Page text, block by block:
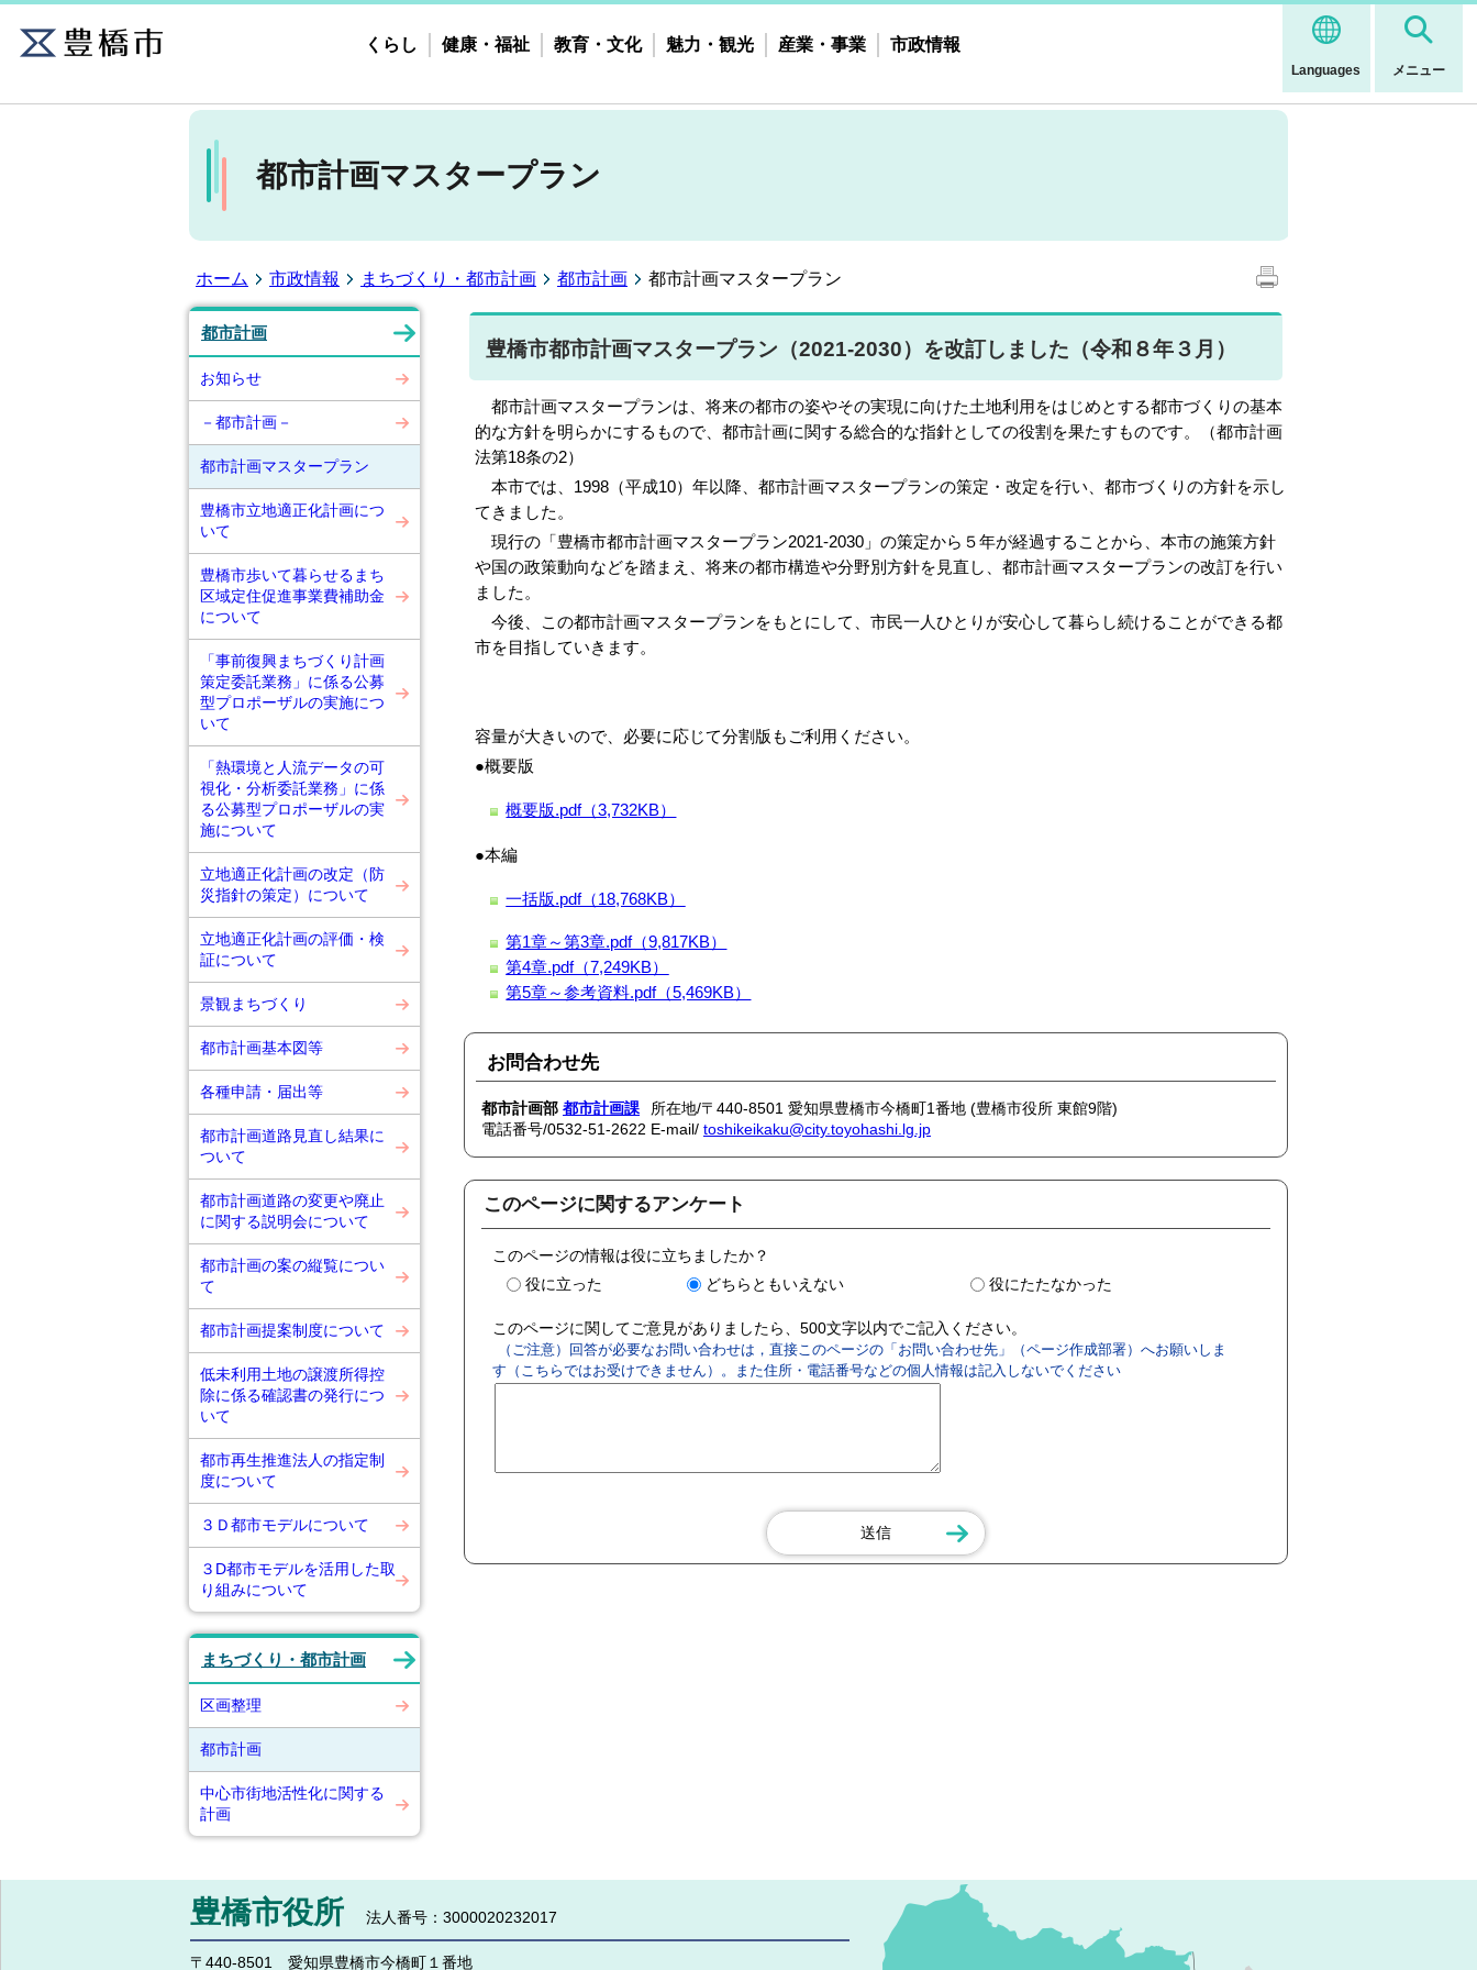
Languages メニュー
くらし 健康・福祉 教育・文化 魅力・観光 産業・事業 市政情報
都市計画マスタープラン
ホーム 市政情報 まちづくり・都市計画 都市計画 都市計画マスタープラン
都市計画
お知らせ
－都市計画－
都市計画マスタープラン
豊橋市立地適正化計画につ
いて
豊橋市歩いて暮らせるまち
区域定住促進事業費補助金
について
「事前復興まちづくり計画
策定委託業務」に係る公募
型プロポーザルの実施につ
いて
「熱環境と人流データの可
視化・分析委託業務」に係
る公募型プロポーザルの実
施について
立地適正化計画の改定（防
災指針の策定）について
立地適正化計画の評価・検
証について
景観まちづくり
都市計画基本図等
各種申請・届出等
都市計画道路見直し結果に
ついて
都市計画道路の変更や廃止
に関する説明会について
都市計画の案の縦覧につい
て
都市計画提案制度について
低未利用土地の譲渡所得控
除に係る確認書の発行につ
いて
都市再生推進法人の指定制
度について
３Ｄ都市モデルについて
３D都市モデルを活用した取
り組みについて
まちづくり・都市計画
区画整理
都市計画
中心市街地活性化に関する
計画
豊橋市都市計画マスタープラン（2021-2030）を改訂しました（令和８年３月）
都市計画マスタープランは、将来の都市の姿やその実現に向けた土地利用をはじめとする都市づくりの基本
的な方針を明らかにするもので、都市計画に関する総合的な指針としての役割を果たすものです。（都市計画
法第18条の2）
本市では、1998（平成10）年以降、都市計画マスタープランの策定・改定を行い、都市づくりの方針を示し
てきました。
現行の「豊橋市都市計画マスタープラン2021-2030」の策定から５年が経過することから、本市の施策方針
や国の政策動向などを踏まえ、将来の都市構造や分野別方針を見直し、都市計画マスタープランの改訂を行い
ました。
今後、この都市計画マスタープランをもとにして、市民一人ひとりが安心して暮らし続けることができる都
市を目指していきます。
容量が大きいので、必要に応じて分割版もご利用ください。
●概要版
概要版.pdf（3,732KB）
●本編
一括版.pdf（18,768KB）
第1章～第3章.pdf（9,817KB）
第4章.pdf（7,249KB）
第5章～参考資料.pdf（5,469KB）
お問合わせ先
都市計画部 都市計画課
所在地/〒440-8501 愛知県豊橋市今橋町1番地 (豊橋市役所 東館9階)
電話番号/0532-51-2622 E-mail/ toshikeikaku@city.toyohashi.lg.jp
このページに関するアンケート
このページの情報は役に立ちましたか？
役に立った
どちらともいえない 役にたたなかった
このページに関してご意見がありましたら、500文字以内でご記入ください。
（ご注意）回答が必要なお問い合わせは，直接このページの「お問い合わせ先」（ページ作成部署）へお願いしま
す（こちらではお受けできません）。また住所・電話番号などの個人情報は記入しないでください
豊橋市役所 法人番号：3000020232017
〒440-8501 愛知県豊橋市今橋町１番地